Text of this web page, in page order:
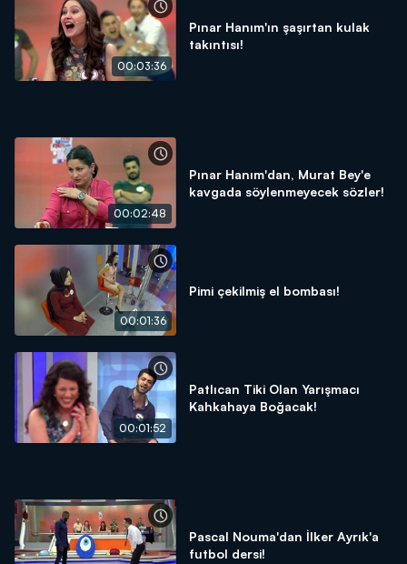
00:03:36
Pınar Hanım'ın şaşırtan kulak
takıntısı!
00:02:48
Pınar Hanım'dan, Murat Bey'e
kavgada söylenmeyecek sözler!
00:01:36
Pimi çekilmiş el bombası!
00:01:52
Patlıcan Tiki Olan Yarışmacı
Kahkahaya Boğacak!
Pascal Nouma'dan İlker Ayrık'a
futbol dersi!